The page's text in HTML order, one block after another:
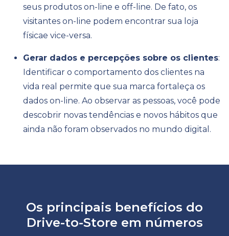
seus produtos on-line e off-line. De fato, os
visitantes on-line podem encontrar sua loja
físicae vice-versa.
Gerar dados e percepções sobre os clientes:
Identificar o comportamento dos clientes na
vida real permite que sua marca fortaleça os
dados on-line. Ao observar as pessoas, você pode
descobrir novas tendências e novos hábitos que
ainda não foram observados no mundo digital.
Os principais benefícios do
Drive-to-Store em números